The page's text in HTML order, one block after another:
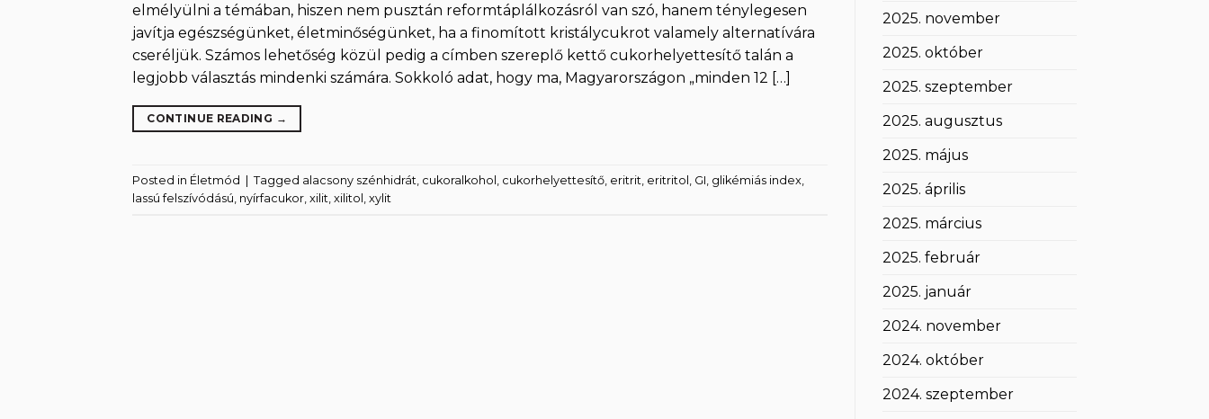
elmélyülni a témában, hiszen nem pusztán reformtáplálkozásról van szó, hanem ténylegesen
javítja egészségünket, életminőségünket, ha a finomított kristálycukrot valamely alternatívára
cseréljük. Számos lehetőség közül pedig a címben szereplő kettő cukorhelyettesítő talán a
legjobb választás mindenki számára. Sokkoló adat, hogy ma, Magyarországon „minden 12 […]
CONTINUE READING →
Posted in Életmód Tagged alacsony szénhidrát cukoralkohol cukorhelyettesítő eritrit eritritol GI glikémiás index
lassú felszívódású nyírfacukor xilit xilitol xylit
2025. november
2025. október
2025. szeptember
2025. augusztus
2025. május
2025. április
2025. március
2025. február
2025. január
2024. november
2024. október
2024. szeptember